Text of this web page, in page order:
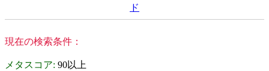
ド
現在の検索条件：
メタスコア: 90以上